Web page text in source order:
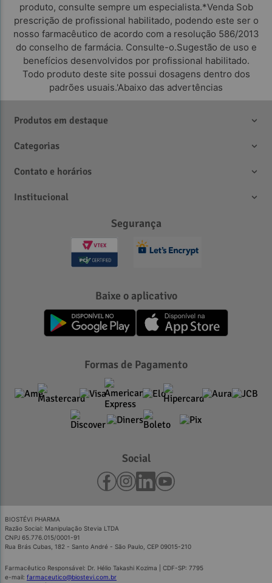
produto, consulte sempre um especialista.*Venda Sob
prescrição de profissional habilitado, podendo este ser o
nosso farmacêutico de acordo com a resolução 586/2013
do conselho de farmácia. Consulte-o.Sugestão de uso e
benefícios desenvolvidos por profissional habilitado.
Todo produto deste site possui dosagens dentro dos
padrões usuais.'Abaixo das advertências
Produtos em destaque
Categorias
Contato e horários
Institucional
Segurança
Baixe o aplicativo
Formas de Pagamento
Social
BIOSTÉVI PHARMA
Razão Social: Manipulação Stevia LTDA
CNPJ 65.776.015/0001-91
Rua Brás Cubas, 182 - Santo André - São Paulo, CEP 09015-210
Farmacêutico Responsável: Dr. Hélio Takashi Kozima | CDF-SP: 7795
e-mail: farmaceutico@biostevi.com.br